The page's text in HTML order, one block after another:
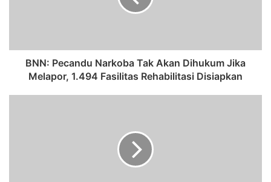
BNN: Pecandu Narkoba Tak Akan Dihukum Jika
Melapor, 1.494 Fasilitas Rehabilitasi Disiapkan